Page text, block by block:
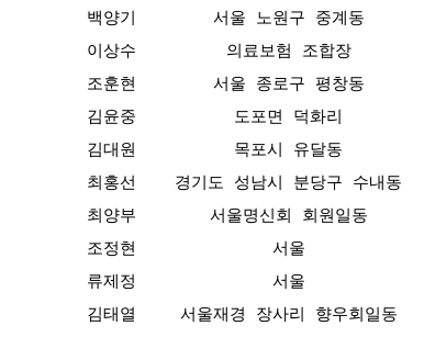
백양기
서울 노원구 중계동
이상수
의료보험 조합장
조훈현
서울 종로구 평창동
김윤중
도포면 덕화리
김대원
목포시 유달동
최홍선
경기도 성남시 분당구 수내동
최양부
서울명신회 회원일동
조정현
서울
류제정
서울
김태열
서울재경 장사리 향우회일동